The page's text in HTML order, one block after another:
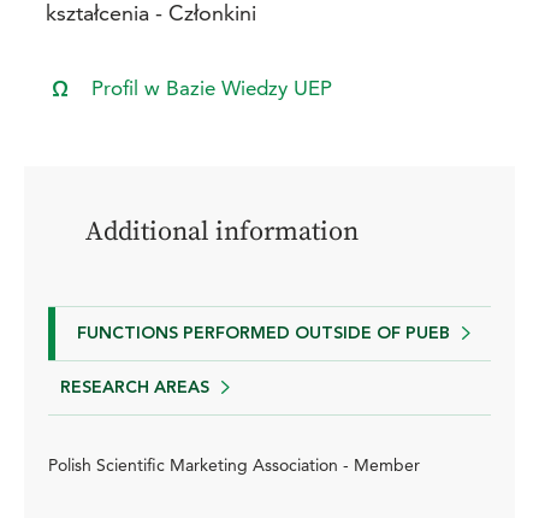
kształcenia - Członkini
Profil w Bazie Wiedzy UEP
Additional information
FUNCTIONS PERFORMED OUTSIDE OF PUEB
RESEARCH AREAS
Polish Scientific Marketing Association - Member